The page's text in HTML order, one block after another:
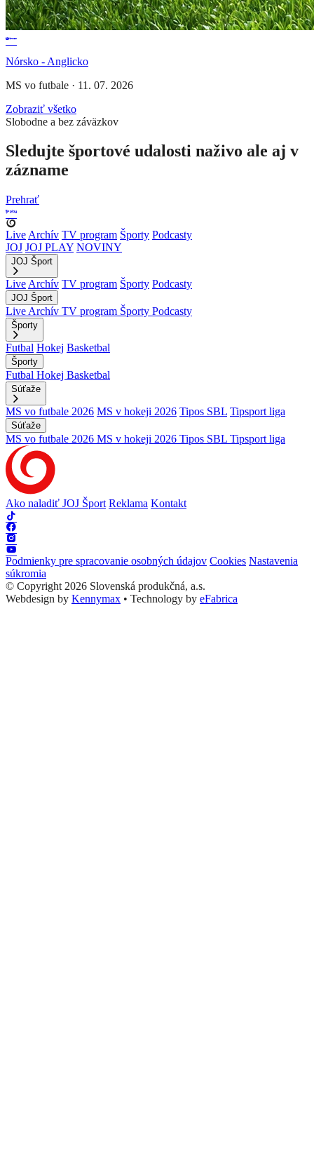
Nórsko - Anglicko
MS vo futbale · 11. 07. 2026
Zobraziť všetko
Slobodne a bez záväzkov
Sledujte športové udalosti naživo ale aj v
zázname
Prehrať
Live Archív TV program Športy Podcasty
JOJ JOJ PLAY NOVINY
JOJ Šport
Live Archív TV program Športy Podcasty
JOJ Šport
Live Archív TV program Športy Podcasty
Športy
Futbal Hokej Basketbal
Športy
Futbal Hokej Basketbal
Súťaže
MS vo futbale 2026 MS v hokeji 2026 Tipos SBL Tipsport liga
Súťaže
MS vo futbale 2026 MS v hokeji 2026 Tipos SBL Tipsport liga
Ako naladiť JOJ Šport Reklama Kontakt
Podmienky pre spracovanie osobných údajov Cookies Nastavenia
súkromia
© Copyright 2026 Slovenská produkčná, a.s.
Webdesign by Kennymax • Technology by eFabrica